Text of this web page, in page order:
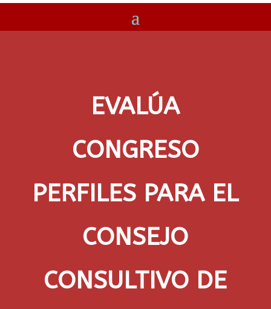
EVALÚA
CONGRESO
PERFILES PARA EL
CONSEJO
CONSULTIVO DE